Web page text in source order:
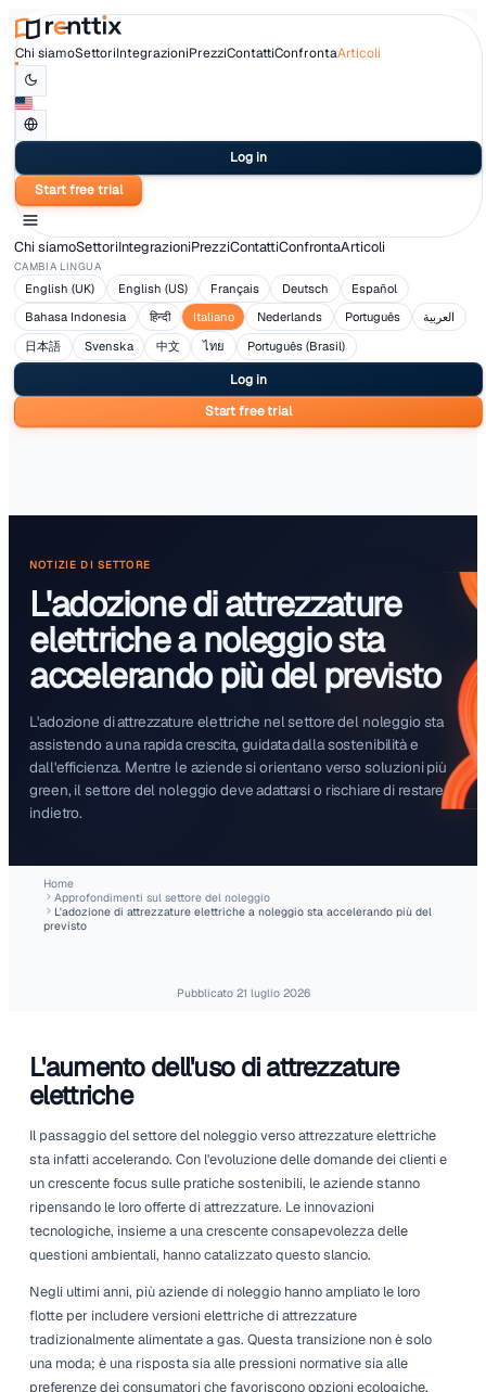
Chi siamo SettoriIntegrazioni
Start free trial
Chi siamoSettoriIntegrazioniPrezziContattiConfrontaArticoli
CAMBIA LINGUA
English (UK) English (US) Français Deutsch
Bahasa Indonesia
हिन्दी Italiano Nederlands
日本語
Svenska 中文 ไทย Português (Brasil)
Start free trial
L'adozione di
elettriche a noleggio sta
L'adozione di attrezzature elettriche nel settore del
assistendo a una rapida crescita, guidata dalla
green, il settore del noleggio deve adattarsi o rischiare
Home
L'adozione di attrezzature elettriche a noleggio sta
previsto
Pubblicato 21 luglio 2026
L'aumento dell'uso di
elettriche